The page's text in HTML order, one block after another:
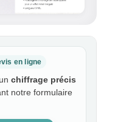
en ligne
chiffrage précis
notre formulaire